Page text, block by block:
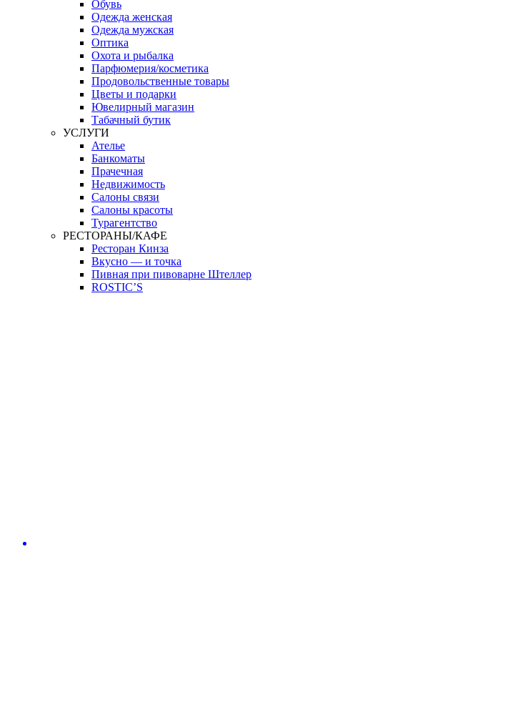
Обувь
Одежда женская
Одежда мужская
Оптика
Охота и рыбалка
Парфюмерия/косметика
Продовольственные товары
Цветы и подарки
Ювелирный магазин
Табачный бутик
УСЛУГИ
Ателье
Банкоматы
Прачечная
Недвижимость
Салоны связи
Салоны красоты
Турагентство
РЕСТОРАНЫ/КАФЕ
Ресторан Кинза
Вкусно — и точка
Пивная при пивоварне Штеллер
ROSTIC’S